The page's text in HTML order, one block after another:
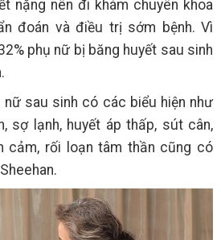
nặng nên đi khám chuyên khoa
đoán và điều trị sớm bệnh. Vì
phụ nữ bị băng huyết sau sinh
nữ sau sinh có các biểu hiện như
sợ lạnh, huyết áp thấp, sút cân,
cảm, rối loạn tâm thần cũng có